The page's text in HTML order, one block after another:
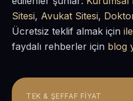
Sitesi, Avukat Sitesi,
Ücretsiz teklif almak için
faydalı rehberler için blog
TEK & ŞEFFAF FIYAT